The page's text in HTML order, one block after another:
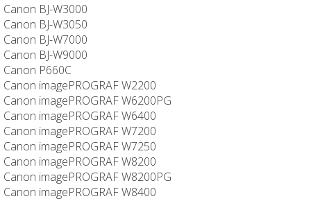
Canon BJ-W3000
Canon BJ-W3050
Canon BJ-W7000
Canon BJ-W9000
Canon P660C
Canon imagePROGRAF W2200
Canon imagePROGRAF W6200PG
Canon imagePROGRAF W6400
Canon imagePROGRAF W7200
Canon imagePROGRAF W7250
Canon imagePROGRAF W8200
Canon imagePROGRAF W8200PG
Canon imagePROGRAF W8400